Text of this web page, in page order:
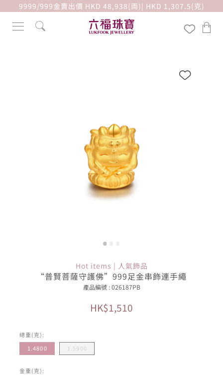
9999/999金賣出價 HKD 48,938(両)| HKD 1,307.5(克)
Hot items | 人氣飾品
“普賢菩薩守護佛”999足金串飾連手繩
產品編號 : 026187PB
HK$1,510
總重(克):
1.4800
1.5900
金重(克):